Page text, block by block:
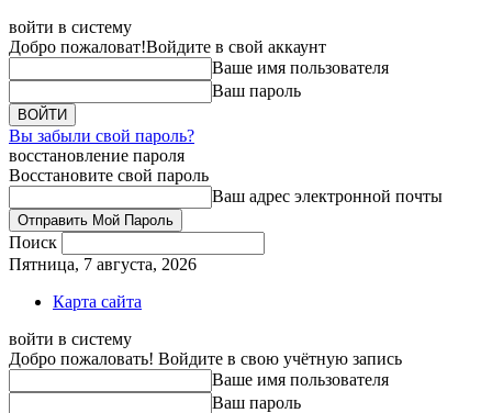
войти в систему
Добро пожаловат!Войдите в свой аккаунт
Ваше имя пользователя
Ваш пароль
Вы забыли свой пароль?
восстановление пароля
Восстановите свой пароль
Ваш адрес электронной почты
Поиск
Пятница, 7 августа, 2026
Карта сайта
войти в систему
Добро пожаловать! Войдите в свою учётную запись
Ваше имя пользователя
Ваш пароль